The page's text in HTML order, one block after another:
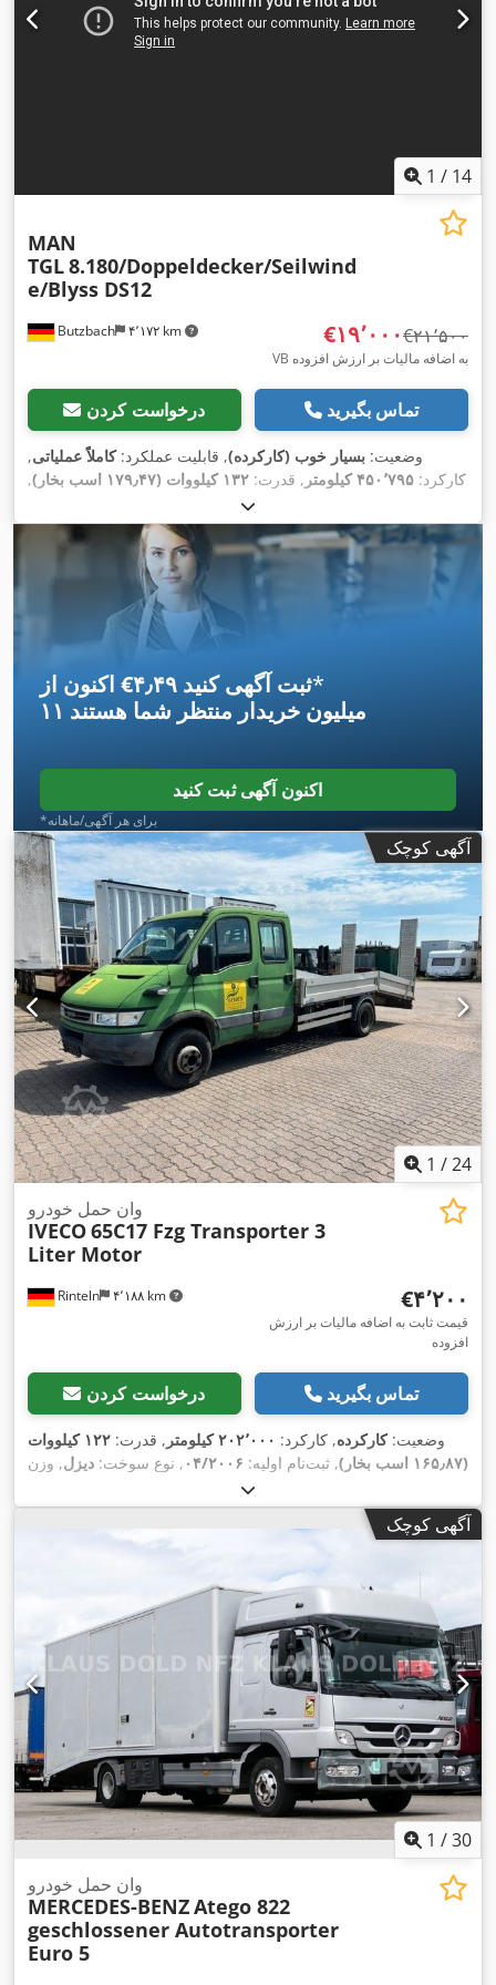
1 / 14
Butzbach ۴٬۱۷۲ km
MAN
TGL8.180/Doppeldecker/Seilwind
e/Blyss DS12
‎€۱۹٬۰۰۰ ‎€۲۱٬۵۰۰
VB به اضافه مالیات بر ارزش افزوده
درخواست کردن تماس بگیرید
وضعیت: بسیار خوب (کارکرده), قابلیت عملکرد:کاملاً عملیاتی,
کارکرد: ۴۵۰٬۷۹۵ کیلومتر , قدرت: ۱۳۲ کیلووات (۱۷۹٫۴۷ اسب بخار)
,
, نوع سوخت:
کیلوگرم, حداکثر وزن بار:۲٬۳۴۵ کیلوگرم , وزن کل:۷٬۴۹۰ کیلوگرم
,
پیکربندی محور:4x2 , بازرسی بعدی (TÜV):۰۶/۲۰۲۷ , سوخت: دیزل,
نوع چرخ‌دنده:مکانیکی , کلاس انتشار:یورو ۵ , سیستم تعلیق:
هوا
, سال ساخت: ۲۰۱۳, تجهیزات: ,
اکنون از ‎€۴٫۴۹ ثبت آگهی کنید*
۱۱ میلیون خریدار منتظر شما هستند
اکنون آگهی ثبت کنید
*برای هر آگهی/ماهانه
آگهی کوچک
1 /24
Rinteln ۴٬۱۸۸ km
وان حمل خودرو
IVECO65C17 Fzg Transporter 3
Liter Motor
‎€۴٬۲۰۰
قیمت ثابت به اضافه مالیات بر ارزش
افزوده
درخواست کردن تماس بگیرید
وضعیت:کارکرده, کارکرد: ۲۰۲٬۰۰۰ کیلومتر , قدرت:
۱۲۲ کیلووات
(۱۶۵٫۸۷ اسب بخار)
, ثبت‌نام اولیه: ۰۴/۲۰۰۶ , نوع سوخت: دیزل, وزن
کل:, بازرسی بعدی (TÜV):
مکانیکی, تعداد صندلی‌ها:۲, سال ساخت:۲۰۰۶ ,
آگهی کوچک
1 /30
وان حمل خودرو
MERCEDES-BENZAtego 822
geschlossener Autotransporter
Euro 5